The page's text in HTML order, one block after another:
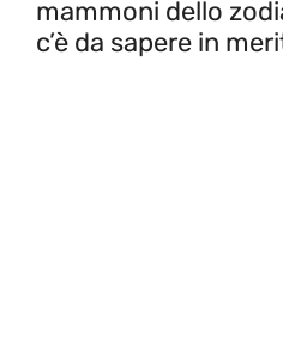
mammoni dello
c’è da sapere in